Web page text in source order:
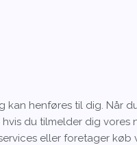
henføres til dig. Når
du tilmelder dig
eller foretager køb